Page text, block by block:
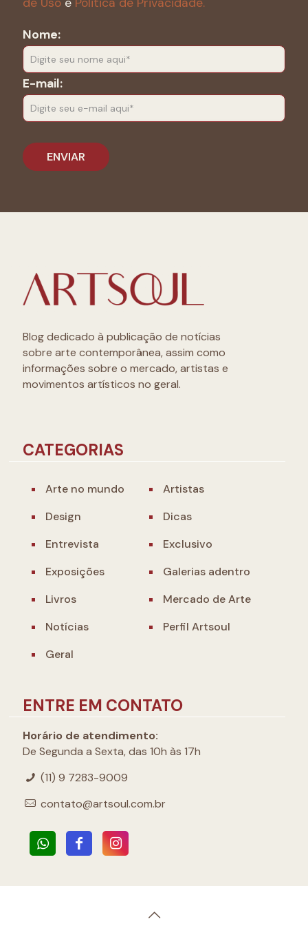
Nome:
E-mail:
Blog dedicado à publicação de notícias
sobre arte contemporânea, assim como
informações sobre o mercado, artistas e
movimentos artísticos no geral.
CATEGORIAS
Arte no mundo
Artistas
Design
Dicas
Entrevista
Exclusivo
Exposições
Galerias adentro
Livros
Mercado de Arte
Notícias
Perfil Artsoul
Geral
ENTRE EM CONTATO
Horário de atendimento:
De Segunda a Sexta, das 10h às 17h
(11) 9 7283-9009
contato@artsoul.com.br